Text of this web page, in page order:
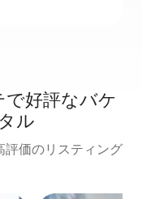
好評なバケ
ル
評価のリスティング